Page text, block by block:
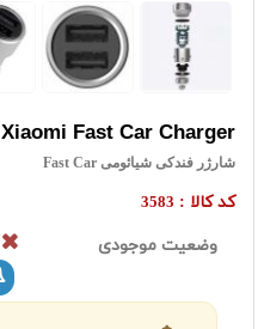
Xiaomi Fast Car Charger
شارژر فندکی شیائومی Fast Car
کد کالا : 3583
وضعیت موجودی